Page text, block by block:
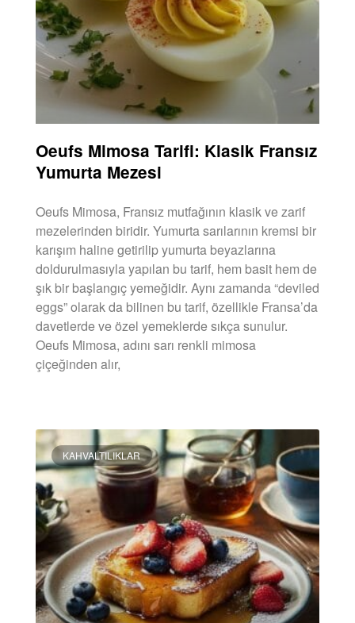
Oeufs Mimosa Tarifi: Klasik Fransız
Yumurta Mezesi
Oeufs Mimosa, Fransız mutfağının klasik ve zarif
mezelerinden biridir. Yumurta sarılarının kremsi bir
karışım haline getirilip yumurta beyazlarına
doldurulmasıyla yapılan bu tarif, hem basit hem de
şık bir başlangıç yemeğidir. Aynı zamanda “deviled
eggs” olarak da bilinen bu tarif, özellikle Fransa’da
davetlerde ve özel yemeklerde sıkça sunulur.
Oeufs Mimosa, adını sarı renkli mimosa
çiçeğinden alır,
KAHVALTILIKLAR